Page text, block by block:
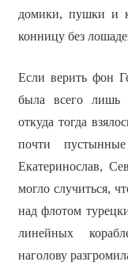
домики, пушки и
конницу без
Если верить фон
была всего лишь
откуда тогда
почти
Екатеринослав,
могло случиться,
над флотом
линейных
наголову